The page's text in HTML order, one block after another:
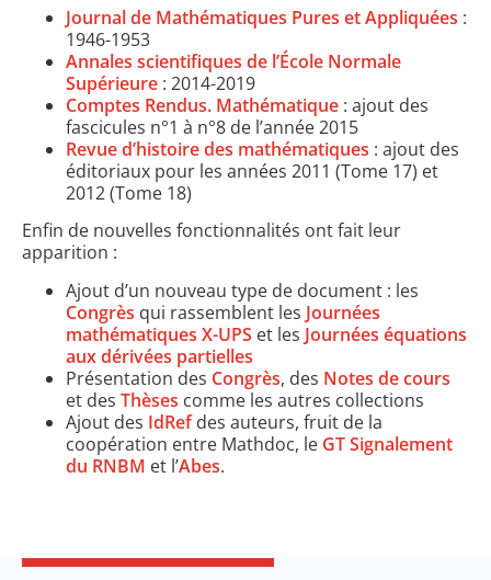
Journal de Mathématiques Pures et Appliquées :
1946-1953
Annales scientifiques de l’École Normale
Supérieure : 2014-2019
Comptes Rendus. Mathématique : ajout des
fascicules n°1 à n°8 de l’année 2015
Revue d’histoire des mathématiques : ajout des
éditoriaux pour les années 2011 (Tome 17) et
2012 (Tome 18)
Enfin de nouvelles fonctionnalités ont fait leur
apparition :
Ajout d’un nouveau type de document : les
Congrès qui rassemblent les Journées
mathématiques X-UPS et les Journées équations
aux dérivées partielles
Présentation des Congrès, des Notes de cours
et des Thèses comme les autres collections
Ajout des IdRefdes auteurs, fruit de la
coopération entre Mathdoc, le GT Signalement
du RNBM et l’Abes.